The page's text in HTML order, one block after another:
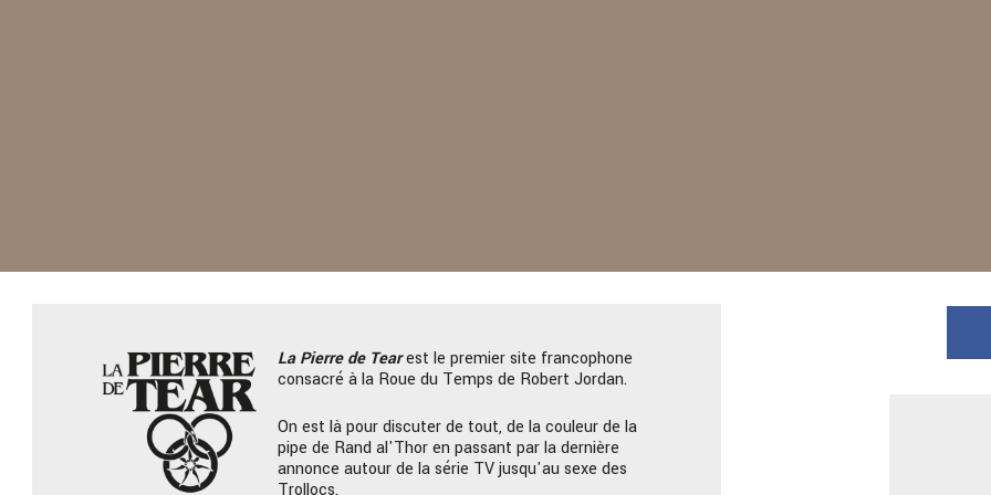
La Pierrede Tearest le premier site francophone
consacré à la Roue du Temps de Robert Jordan.
On est là pour discuter de tout, de la couleur de la
pipe de Rand al'Thor en passant par la dernière
annonce autour de la série TV jusqu'au sexe des
Trollocs.